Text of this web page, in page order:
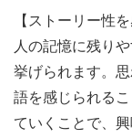
【ストーリー性
人の記憶に残り
挙げられます。
語を感じられる
ていくことで、